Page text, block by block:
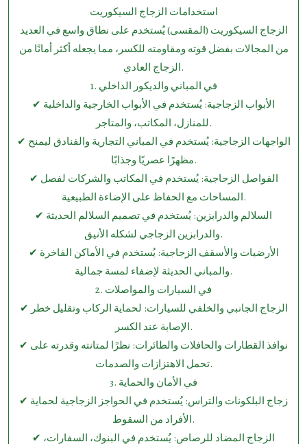
استخدامات الزجاج السيكوريت
الزجاج السيكوريت (المقسى) يُستخدم على نطاق واسع في العديد
من المجالات بفضل قوته ومقاومته للكسر، مما يجعله أكثر أمانًا من
الزجاج العادي.
1.⁠ ⁠في المباني والديكور الداخلي
✔ الأبواب الزجاجية: يُستخدم في الأبواب الخارجية والداخلية
للمنازل، المكاتب، والمتاجر.
✔ الواجهات الزجاجية: يُستخدم في المباني التجارية والفنادق ليمنح
مظهرًا عصريًا وجذابًا.
✔ الفواصل الزجاجية: يُستخدم في المكاتب والشركات لفصل
المساحات مع الحفاظ على الإضاءة الطبيعية.
✔ السلالم والدرابزين: يُستخدم في تصميم السلالم الحديثة
والدرابزين الزجاجي لشكله الأنيق.
✔ الأرضيات والأسقف الزجاجية: يُستخدم في الأماكن الفاخرة
والمباني الحديثة لإضفاء لمسة جمالية.
2.⁠ ⁠في السيارات والمواصلات
✔ الزجاج الجانبي والخلفي للسيارات: لحماية الركاب وتقليل خطر
الإصابة عند الكسر.
✔ نوافذ القطارات والحافلات والطائرات: نظرًا لمتانته وقدرته على
تحمل الاهتزازات والصدمات.
3.⁠ ⁠في الأمان والحماية
✔ زجاج البلكونات والتراس: يُستخدم في الحواجز الزجاجية لحماية
الأفراد من السقوط.
✔ الزجاج المضاد للرصاص: يُستخدم في البنوك، السفارات،